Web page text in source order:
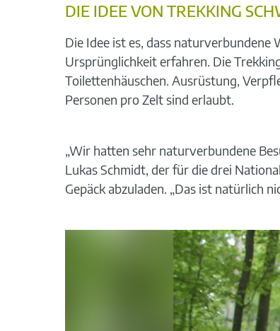
DIE IDEE VON TREKKING
Die Idee ist es, dass
Ursprünglichkeit erfahren. Die
Toilettenhäuschen. Ausrüstung,
Personen pro Zelt sind erlaubt.
„Wir hatten sehr naturverbundene
Lukas Schmidt, der für die drei
Gepäck abzuladen. „Das ist natürlich